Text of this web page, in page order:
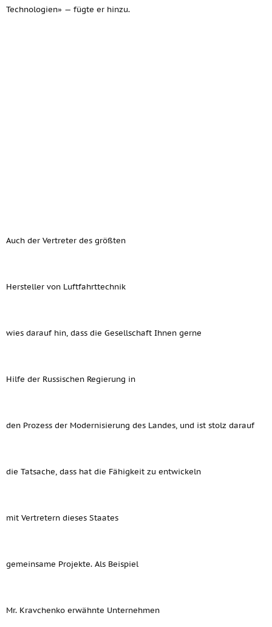
Technologien» — fügte er hinzu.
Auch der Vertreter des größten
Hersteller von Luftfahrttechnik
wies darauf hin, dass die Gesellschaft Ihnen gerne
Hilfe der Russischen Regierung in
den Prozess der Modernisierung des Landes, und ist stolz darauf
die Tatsache, dass hat die Fähigkeit zu entwickeln
mit Vertretern dieses Staates
gemeinsame Projekte. Als Beispiel
Mr. Kravchenko erwähnte Unternehmen